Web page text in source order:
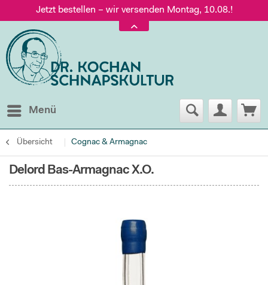
Jetzt bestellen – wir versenden Montag, 10.08.!
Versand nur 5,60 €, gratis ab 95 € Warenwert
Jetzt bestellen – wir versenden Montag, 10.08.!
Menü
Übersicht Cognac & Armagnac
Delord Bas-Armagnac X.O.